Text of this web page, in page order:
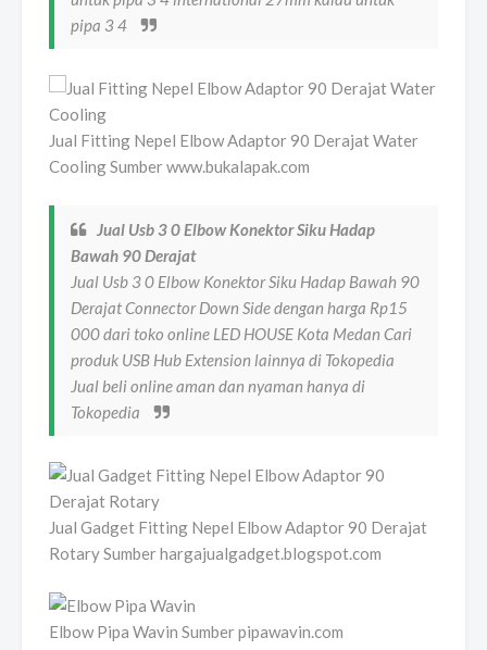
pipa 3 4
Jual Fitting Nepel Elbow Adaptor 90 Derajat Water
Cooling Sumber www.bukalapak.com
Jual Usb 3 0 Elbow Konektor Siku Hadap
Bawah 90 Derajat
Jual Usb 3 0 Elbow Konektor Siku Hadap Bawah 90
Derajat Connector Down Side dengan harga Rp15
000 dari toko online LED HOUSE Kota Medan Cari
produk USB Hub Extension lainnya di Tokopedia
Jual beli online aman dan nyaman hanya di
Tokopedia
Jual Gadget Fitting Nepel Elbow Adaptor 90 Derajat
Rotary Sumber hargajualgadget.blogspot.com
Elbow Pipa Wavin Sumber pipawavin.com